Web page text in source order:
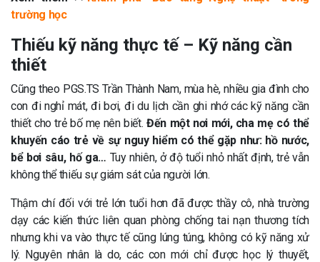
trường học
Thiếu kỹ năng thực tế – Kỹ năng cần
thiết
Cũng theo PGS.TS Trần Thành Nam, mùa hè, nhiều gia đình cho
con đi nghỉ mát, đi bơi, đi du lịch cần ghi nhớ các kỹ năng cần
thiết cho trẻ bố mẹ nên biết. Đến một nơi mới, cha mẹ có thể
khuyến cáo trẻ về sự nguy hiểm có thể gặp như: hồ nước,
bể bơi sâu, hố ga… Tuy nhiên, ở độ tuổi nhỏ nhất định, trẻ vẫn
không thể thiếu sự giám sát của người lớn.
Thậm chí đối với trẻ lớn tuổi hơn đã được thầy cô, nhà trường
dạy các kiến thức liên quan phòng chống tai nạn thương tích
nhưng khi va vào thực tế cũng lúng túng, không có kỹ năng xử
lý. Nguyên nhân là do, các con mới chỉ được học lý thuyết,